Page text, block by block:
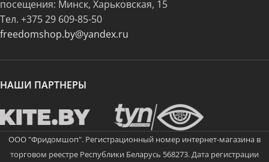
посещения: Минск, Харьковская, 15
Тел. +375 29 609-85-50
freedomshop.by@yandex.ru
НАШИ ПАРТНЕРЫ
ООО "Фридомшоп". Регистрационный номер интернет-магазина в
торговом реестре Республики Беларусь 568273. Дата регистрации